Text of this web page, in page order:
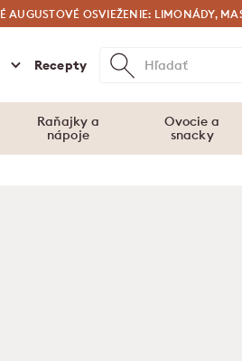
AUGUSTOVÉ OSVIEŽENIE: LIMONÁDY,
Recepty
Raňajky a
nápoje
Ovocie a
snacky